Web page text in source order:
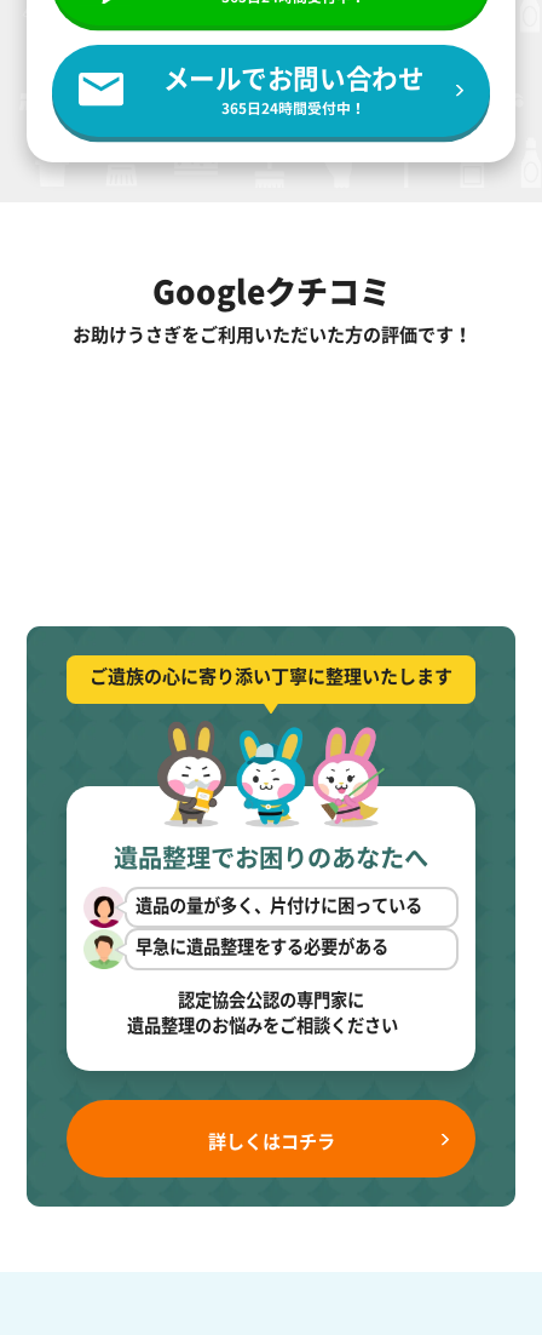
メールでお問い合わせ
365日24時間受付中！
Googleクチコミ
お助けうさぎをご利用いただいた方の評価です！
ご遺族の心に寄り添い丁寧に整理いたします
遺品整理でお困りのあなたへ
遺品の量が多く、片付けに困っている
早急に遺品整理をする必要がある
認定協会公認の専門家に
遺品整理のお悩みをご相談ください
詳しくはコチラ